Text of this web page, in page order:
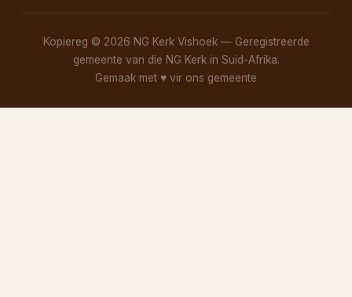
Kopiereg © 2026 NG Kerk Vishoek — Geregistreerde
gemeente van die NG Kerk in Suid-Afrika.
Gemaak met ♥ vir ons gemeente